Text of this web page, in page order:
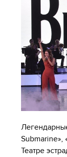
Submarine»,
Театре